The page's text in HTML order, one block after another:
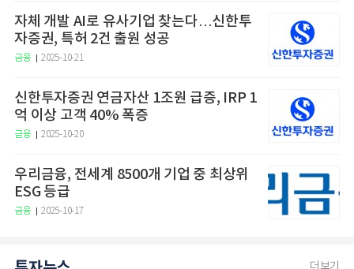
자체 개발 AI로 유사기업 찾는다…신한투
자증권, 특허 2건 출원 성공
금융 2025-10-21
신한투자증권 연금자산 1조원 급증, IRP 1
억 이상 고객 40% 폭증
금융 2025-10-20
우리금융, 전세계 8500개 기업 중 최상위
ESG 등급
금융 2025-10-17